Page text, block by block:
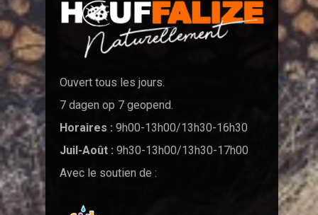
Ouvert tous les jours.
7 dagen op 7 geopend.
Horaires : 9h00-13h00/13h30-16h30
Juil-Août : 9h30-13h00/13h30-17h00
Avec le soutien de :